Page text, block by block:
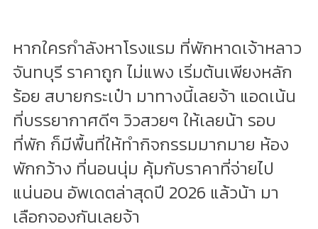
หากใครกำลังหาโรงแรม ที่พักหาดเจ้าหลาว
จันทบุรี ราคาถูก ไม่แพง เริ่มต้นเพียงหลัก
ร้อย สบายกระเป๋า มาทางนี้เลยจ้า แอดเน้น
ที่บรรยากาศดีๆ วิวสวยๆ ให้เลยน้า รอบ
ที่พัก ก็มีพื้นที่ให้ทำกิจกรรมมากมาย ห้อง
พักกว้าง ที่นอนนุ่ม คุ้มกับราคาที่จ่ายไป
แน่นอน อัพเดตล่าสุดปี 2026 แล้วน้า มา
เลือกจองกันเลยจ้า